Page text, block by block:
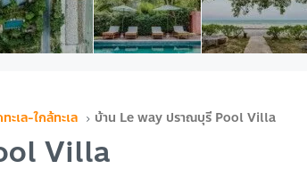
ะเล-ใกล้ทะเล บ้าน Le way ปราณบุรี Pool Villa
Villa